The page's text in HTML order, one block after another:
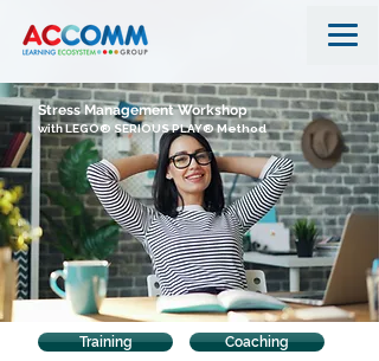
Stress Management Workshop
withLEGO® SERIOUS PLAY® Method
Training Coaching